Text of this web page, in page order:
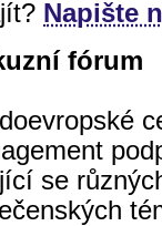
Napište
fórum
se